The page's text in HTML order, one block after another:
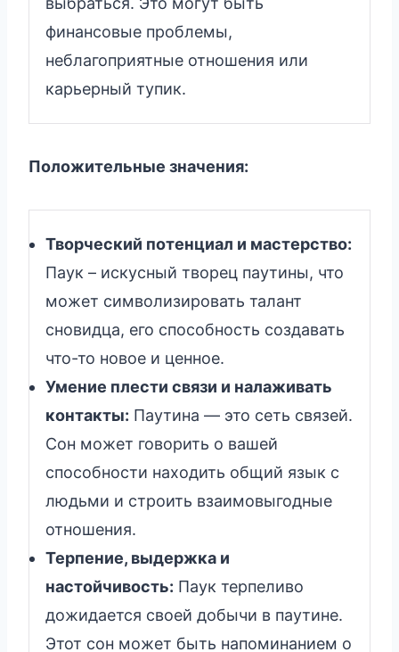
финансовые проблемы,
неблагоприятные отношения или
карьерный тупик.
Положительные значения:
Творческий потенциал и мастерство:
Паук – искусный творец паутины, что
может символизировать талант
сновидца, его способность создавать
что-то новое и ценное.
Умение плести связи и налаживать
контакты: Паутина — это сеть связей.
Сон может говорить о вашей
способности находить общий язык с
людьми и строить взаимовыгодные
отношения.
Терпение, выдержка и
настойчивость: Паук терпеливо
дожидается своей добычи в паутине.
Этот сон может быть напоминанием о